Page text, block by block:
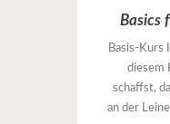
Basics
Basis-Kurs
diesem
schaffst,
an der